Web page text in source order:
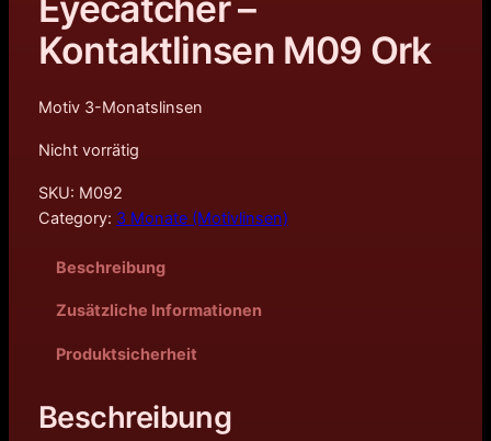
Kontaktlinsen M09 Ork
Motiv 3-Monatslinsen
Nicht vorrätig
SKU: M092
Category: 3 Monate (Motivlinsen)
Beschreibung
Zusätzliche Informationen
Produktsicherheit
Beschreibung